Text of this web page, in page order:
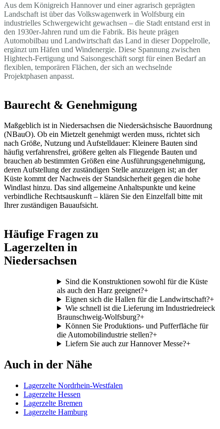
Aus dem Königreich Hannover und einer agrarisch geprägten
Landschaft ist über das Volkswagenwerk in Wolfsburg ein
industrielles Schwergewicht gewachsen – die Stadt entstand erst in
den 1930er-Jahren rund um die Fabrik. Bis heute prägen
Automobilbau und Landwirtschaft das Land in dieser Doppelrolle,
ergänzt um Häfen und Windenergie. Diese Spannung zwischen
Hightech-Fertigung und Saisongeschäft sorgt für einen Bedarf an
flexiblen, temporären Flächen, der sich an wechselnde
Projektphasen anpasst.
Baurecht & Genehmigung
Maßgeblich ist in Niedersachsen die Niedersächsische Bauordnung
(NBauO). Ob ein Mietzelt genehmigt werden muss, richtet sich
nach Größe, Nutzung und Aufstelldauer: Kleinere Bauten sind
häufig verfahrensfrei, größere gelten als Fliegende Bauten und
brauchen ab bestimmten Größen eine Ausführungsgenehmigung,
deren Aufstellung der zuständigen Stelle anzuzeigen ist; an der
Küste kommt der Nachweis der Standsicherheit gegen die hohe
Windlast hinzu. Das sind allgemeine Anhaltspunkte und keine
verbindliche Rechtsauskunft – klären Sie den Einzelfall bitte mit
Ihrer zuständigen Bauaufsicht.
Häufige Fragen zu
Lagerzelten in
Niedersachsen
Sind die Konstruktionen sowohl für die Küste
als auch den Harz geeignet?+
Eignen sich die Hallen für die Landwirtschaft?+
Wie schnell ist die Lieferung im Industriedreieck
Braunschweig-Wolfsburg?+
Können Sie Produktions- und Pufferfläche für
die Automobilindustrie stellen?+
Liefern Sie auch zur Hannover Messe?+
Auch in der Nähe
Lagerzelte Nordrhein-Westfalen
Lagerzelte Hessen
Lagerzelte Bremen
Lagerzelte Hamburg